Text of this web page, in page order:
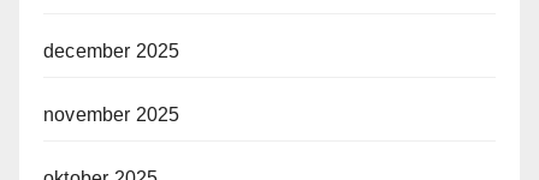
december 2025
november 2025